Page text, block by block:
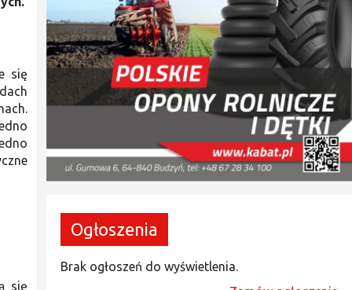
się
się
Ogłoszenia
Brak ogłoszeń do wyświetlenia.